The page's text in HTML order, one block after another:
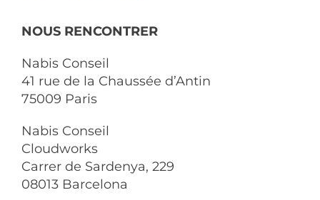
NOUS RENCONTRER
Nabis Conseil
41 rue de la Chaussée d’Antin
75009 Paris
Nabis Conseil
Cloudworks
Carrer de Sardenya, 229
08013 Barcelona